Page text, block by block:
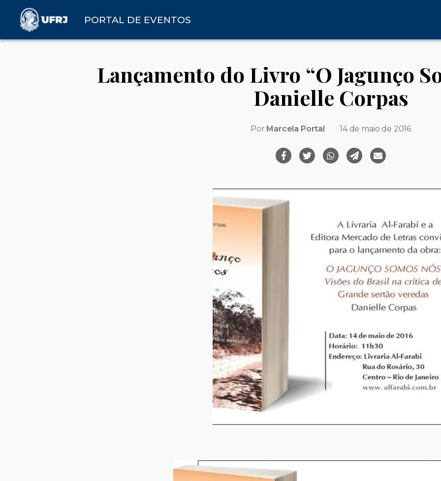
PORTAL DE EVENTOS
Lançamento do Livro “O Jagunço
Danielle Corpas
Por Marcela Portal 14 de maio de 2016